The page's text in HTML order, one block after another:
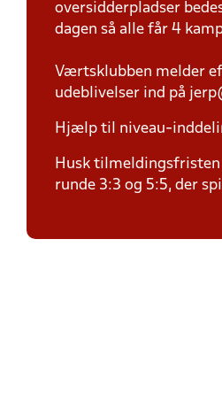
oversidderpladser
dagen så alle får 4
Værtsklubben melder
udeblivelser ind på
Hjælp til niveau-
Husk
runde 3:3 og 5:5, der